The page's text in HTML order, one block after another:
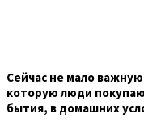
Сейчас не мало
которую люди
бытия, в домашних